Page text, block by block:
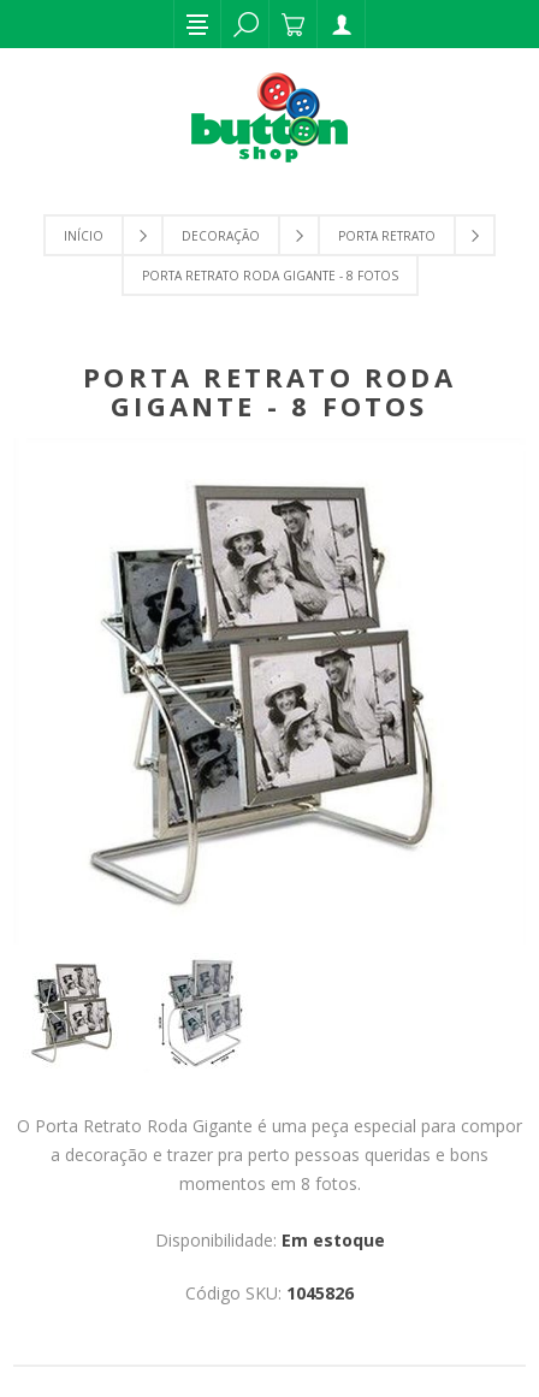
INÍCIO DECORAÇÃO PORTA RETRATO
PORTA RETRATO RODA GIGANTE - 8 FOTOS
PORTA RETRATO RODA
GIGANTE - 8 FOTOS
O Porta Retrato Roda Gigante é uma peça especial para compor
a decoração e trazer pra perto pessoas queridas e bons
momentos em 8 fotos.
Disponibilidade: Em estoque
Código SKU: 1045826